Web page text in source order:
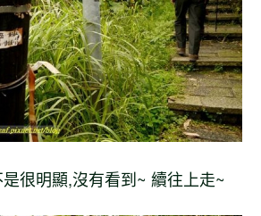
很明顯,沒有看到~ 續往上走~